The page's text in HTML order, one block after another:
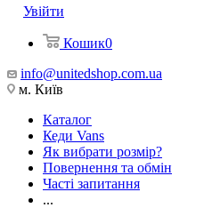
Увійти
Кошик0
info@unitedshop.com.ua
м. Київ
Каталог
Кеди Vans
Як вибрати розмір?
Повернення та обмін
Часті запитання
...